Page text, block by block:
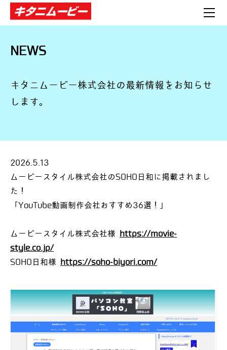
NEWS
キタニムービー株式会社の最新情報をお知らせ
します。​
2026.5.13
ムービースタイル株式会社のSOHO日和に掲載されまし
た！
「YouTube動画制作会社おすすめ36選！」
ムービースタイル株式会社様 https://movie-
style.co.jp/
SOHO日和様 https://soho-biyori.com/
NEWS
BLOG